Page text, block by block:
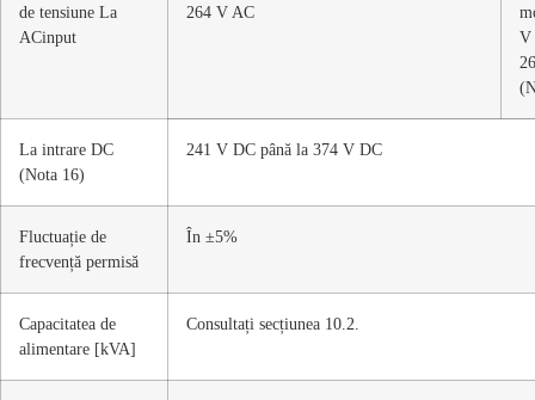
de tensiune La
ACinput
264 V AC
V
La intrare DC
(Nota 16)
241 V DC până la 374 V DC
Fluctuație de
frecvență permisă
În ±5%
Capacitatea de
alimentare [kVA]
Consultați secțiunea 10.2.